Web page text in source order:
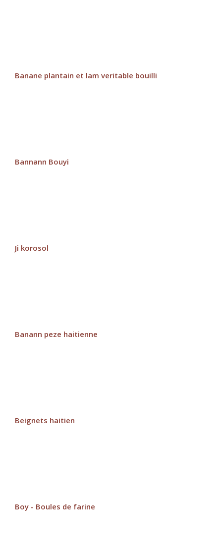
Banane plantain et lam veritable bouilli
Bannann Bouyi
Ji korosol
Banann peze haitienne
Beignets haitien
Boy - Boules de farine